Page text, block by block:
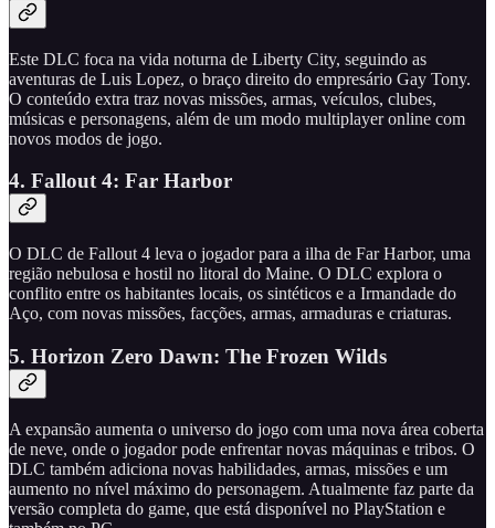
Este DLC foca na vida noturna de Liberty City, seguindo as
aventuras de Luis Lopez, o braço direito do empresário Gay Tony.
O conteúdo extra traz novas missões, armas, veículos, clubes,
músicas e personagens, além de um modo multiplayer online com
novos modos de jogo.
4. Fallout 4: Far Harbor
O DLC de Fallout 4 leva o jogador para a ilha de Far Harbor, uma
região nebulosa e hostil no litoral do Maine. O DLC explora o
conflito entre os habitantes locais, os sintéticos e a Irmandade do
Aço, com novas missões, facções, armas, armaduras e criaturas.
5. Horizon Zero Dawn: The Frozen Wilds
A expansão aumenta o universo do jogo com uma nova área coberta
de neve, onde o jogador pode enfrentar novas máquinas e tribos. O
DLC também adiciona novas habilidades, armas, missões e um
aumento no nível máximo do personagem. Atualmente faz parte da
versão completa do game, que está disponível no PlayStation e